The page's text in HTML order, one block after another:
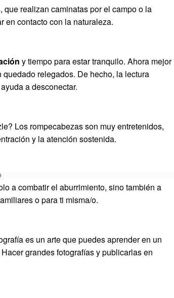
realizan caminatas por el campo o la
en contacto con la naturaleza.
y tiempo para estar tranquilo. Ahora mejor
relegados. De hecho, la lectura
a desconectar.
Los rompecabezas son muy entretenidos,
y la atención sostenida.
a combatir el aburrimiento, sino también a
o para ti misma/o.
es un arte que puedes aprender en un
grandes fotografías y publicarlas en